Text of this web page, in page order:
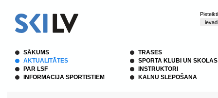
SĀKUMS
AKTUALITĀTES
PAR LSF
INFORMĀCIJA SPORTISTIEM
TRASES
SPORTA KLUBI UN SKOLAS
INSTRUKTORI
KALNU SLĒPOŠANA